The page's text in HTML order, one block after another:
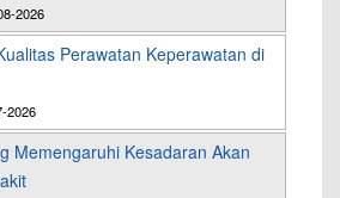
2026
Perawatan Keperawatan di
2026
Memengaruhi Kesadaran Akan